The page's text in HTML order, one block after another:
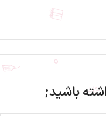
باشید;